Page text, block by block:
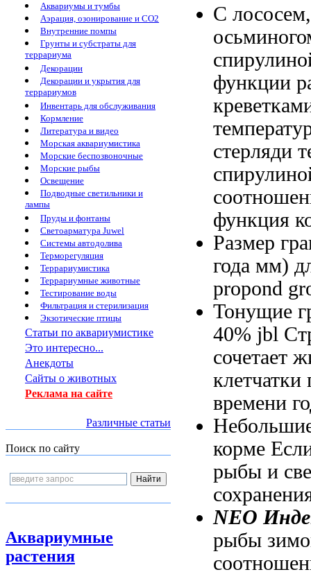
Аквариумы и тумбы
Аэрация, озонирование и CO2
Внутренние помпы
Грунты и субстраты для
террариума
Декорации
Декорации и укрытия для
террариумов
Инвентарь для обслуживания
Кормление
Литература и видео
Морская аквариумистика
Морские беспозвоночные
Морские рыбы
Освещение
Подводные светильники и
лампы
Пруды и фонтаны
Светоарматура Juwel
Системы автодолива
Терморегуляция
Террариумистика
Террариумные животные
Тестирование воды
Фильтрация и стерилизация
Экзотические птицы
Статьи по аквариумистике
Это интересно...
Анекдоты
Сайты о животных
Реклама на сайте
Различные статьи
Поиск по сайту
Аквариумные
растения
С
функции
стерляди
функция
Размер
года мм)
propond
Тонущие
40% jbl
сочетает
клетчатки
времени
корме
рыбы и
NEO
рыбы